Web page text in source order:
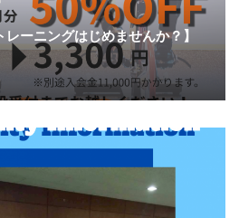
レーニングはじめませんか？】